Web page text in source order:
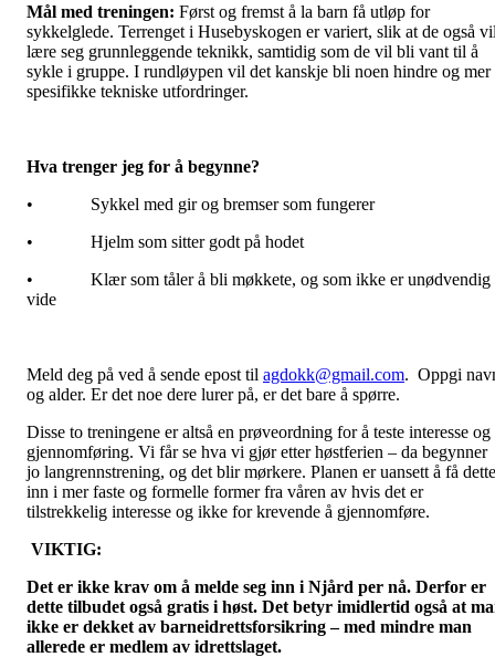
Mål med treningen: Først og fremst å la barn få utløp for
sykkelglede. Terrenget i Husebyskogen er variert, slik at de også
lære seg grunnleggende teknikk, samtidig som de vil bli vant til å
sykle i gruppe. I rundløypen vil det kanskje bli noen hindre og mer
spesifikke tekniske utfordringer.
Hva trenger jeg for å begynne?
• Sykkel med gir og bremser som fungerer
• Hjelm som sitter godt på hodet
• Klær som tåler å bli møkkete, og som ikke er unødvendig
vide
Meld deg på ved å sende epost til agdokk@gmail.com. Oppgi
og alder. Er det noe dere lurer på, er det bare å spørre.
Disse to treningene er altså en prøveordning for å teste interesse og
gjennomføring. Vi får se hva vi gjør etter høstferien – da begynner
jo langrennstrening, og det blir mørkere. Planen er uansett å få dette
inn i mer faste og formelle former fra våren av hvis det er
tilstrekkelig interesse og ikke for krevende å gjennomføre.
VIKTIG:
Det er ikke krav om å melde seg inn i Njård per nå. Derfor er
dette tilbudet også gratis i høst. Det betyr imidlertid også at
ikke er dekket av barneidrettsforsikring – med mindre man
allerede er medlem av idrettslaget.